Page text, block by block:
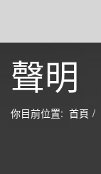
聲明
你目前位置: 首頁